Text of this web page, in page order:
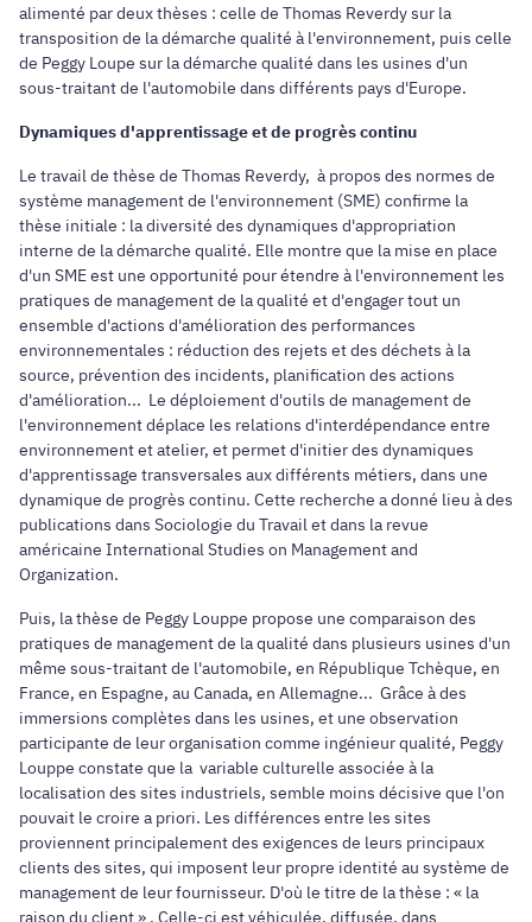
alimenté par deux thèses : celle de Thomas Reverdy sur la
transposition de la démarche qualité à l'environnement, puis celle
de Peggy Loupe sur la démarche qualité dans les usines d'un
sous-traitant de l'automobile dans différents pays d'Europe.
Dynamiques d'apprentissage et de progrès continu
Le travail de thèse de Thomas Reverdy, à propos des normes de
système management de l'environnement (SME) confirme la
thèse initiale : la diversité des dynamiques d'appropriation
interne de la démarche qualité. Elle montre que la mise en place
d'un SME est une opportunité pour étendre à l'environnement les
pratiques de management de la qualité et d'engager tout un
ensemble d'actions d'amélioration des performances
environnementales : réduction des rejets et des déchets à la
source, prévention des incidents, planification des actions
d'amélioration... Le déploiement d'outils de management de
l'environnement déplace les relations d'interdépendance entre
environnement et atelier, et permet d'initier des dynamiques
d'apprentissage transversales aux différents métiers, dans une
dynamique de progrès continu. Cette recherche a donné lieu à des
publications dans Sociologie du Travail et dans la revue
américaine International Studies on Management and
Organization.
Puis, la thèse de Peggy Louppe propose une comparaison des
pratiques de management de la qualité dans plusieurs usines d'un
même sous-traitant de l'automobile, en République Tchèque, en
France, en Espagne, au Canada, en Allemagne... Grâce à des
immersions complètes dans les usines, et une observation
participante de leur organisation comme ingénieur qualité, Peggy
Louppe constate que la variable culturelle associée à la
localisation des sites industriels, semble moins décisive que l'on
pouvait le croire a priori. Les différences entre les sites
proviennent principalement des exigences de leurs principaux
clients des sites, qui imposent leur propre identité au système de
management de leur fournisseur. D'où le titre de la thèse : « la
raison du client » . Celle-ci est véhiculée, diffusée, dans